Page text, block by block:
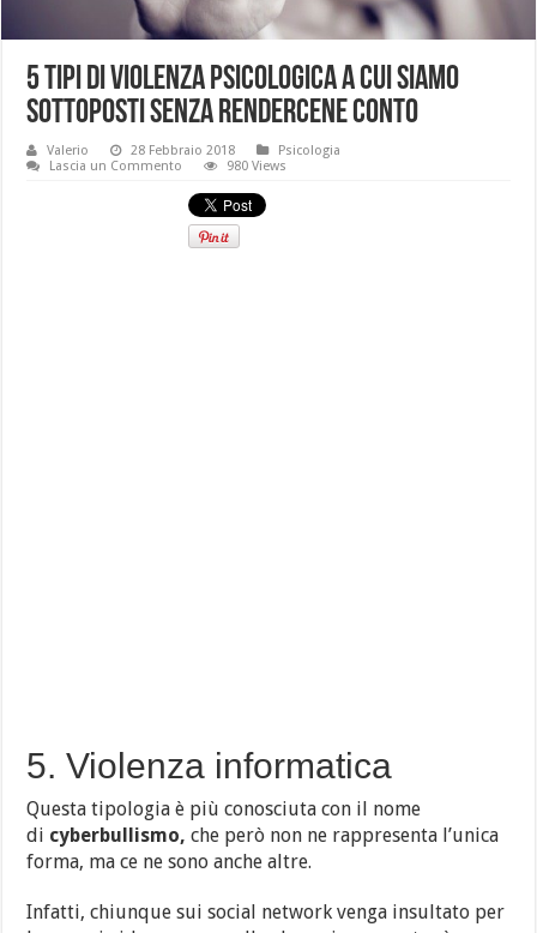
5 tipi di violenza psicologica a cui siamo
sottoposti senza rendercene conto
Valerio 28 Febbraio 2018
Psicologia
Lascia un Commento
980 Views
5. Violenza informatica
Questa tipologia è più conosciuta con il nome
di cyberbullismo,che però non ne rappresenta l’unica
forma, ma ce ne sono anche altre.
Infatti, chiunque sui social network venga insultato per